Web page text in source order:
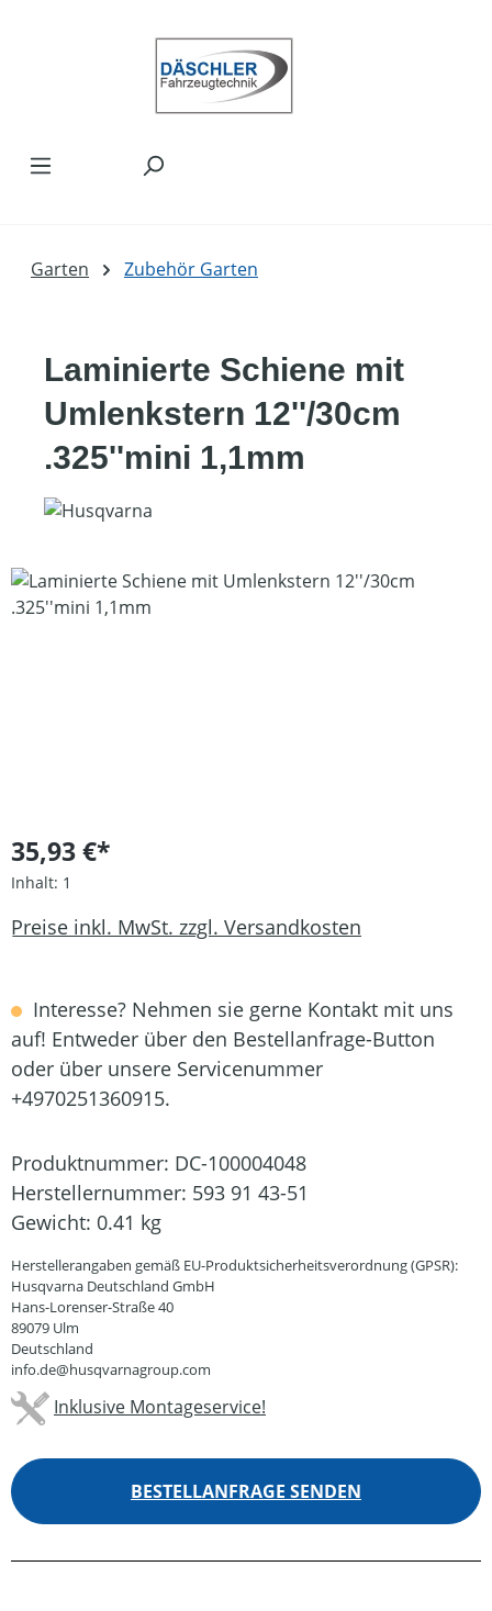
Garten Zubehör Garten
Laminierte Schiene mit
Umlenkstern 12''/30cm
.325''mini 1,1mm
Bildergalerie überspringen
35,93 €*
Inhalt: 1
Preise inkl. MwSt. zzgl. Versandkosten
Interesse? Nehmen sie gerne Kontakt mit uns
auf! Entweder über den Bestellanfrage-Button
oder über unsere Servicenummer
+4970251360915.
Produktnummer: DC-100004048
Herstellernummer: 593 91 43-51
Gewicht: 0.41 kg
Herstellerangaben gemäß EU-Produktsicherheitsverordnung (GPSR):
Husqvarna Deutschland GmbH
Hans-Lorenser-Straße 40
89079 Ulm
Deutschland
info.de@husqvarnagroup.com
Inklusive Montageservice!
BESTELLANFRAGE SENDEN